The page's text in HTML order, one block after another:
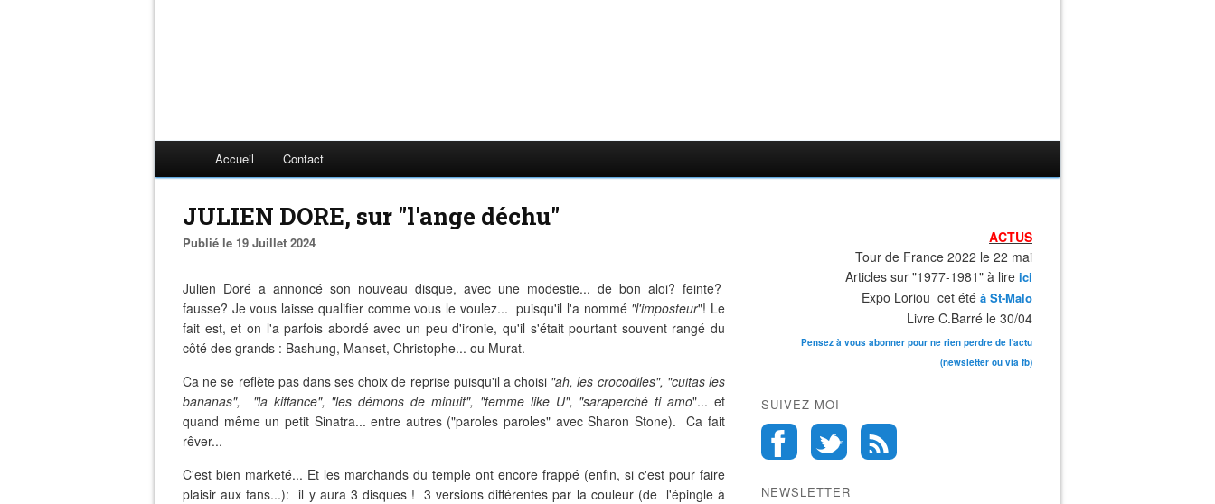
Accueil Contact
JULIEN DORE, sur "l'ange déchu"
Publié le 19 Juillet 2024
Julien Doré a annoncé son nouveau disque, avec une modestie... de bon aloi? feinte?
fausse? Je vous laisse qualifier comme vous le voulez... puisqu'il l'a nommé "l'imposteur"! Le
fait est, et on l'a parfois abordé avec un peu d'ironie, qu'il s'était pourtant souvent rangé du
côté des grands : Bashung, Manset, Christophe... ou Murat.
Ca ne se reflète pas dans ses choix de reprise puisqu'il a choisi "ah, les crocodiles", "cuitas les
bananas", "la kiffance", "les démons de minuit", "femme like U", "saraperché ti amo"... et
quand même un petit Sinatra... entre autres ("paroles paroles" avec Sharon Stone). Ca fait
rêver...
C'est bien marketé... Et les marchands du temple ont encore frappé (enfin, si c'est pour faire
plaisir aux fans...): il y aura 3 disques ! 3 versions différentes par la couleur (de l'épingle à
ACTUS
Tour de France 2022 le 22 mai
Articles sur "1977-1981" à lire ici
Expo Loriou cet été à St-Malo
Livre C.Barré le 30/04
Pensez à vous abonner pour ne rien perdre de l'actu
(newsletter ou via fb)
SUIVEZ-MOI
NEWSLETTER